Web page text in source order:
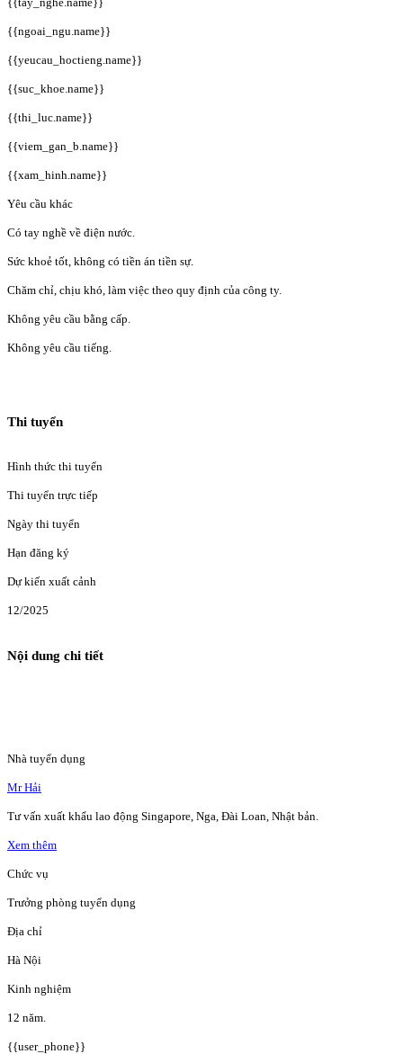
{{ngoai_ngu.name}}
{{yeucau_hoctieng.name}}
{{suc_khoe.name}}
{{thi_luc.name}}
{{viem_gan_b.name}}
{{xam_hinh.name}}
Yêu cầu khác
Có tay nghề về điện nước.
Sức khoẻ tốt, không có tiền án tiền sự.
Chăm chỉ, chịu khó, làm việc theo quy định của công ty.
Không yêu cầu bằng cấp.
Không yêu cầu tiếng.
Thi tuyển
Hình thức thi tuyển
Thi tuyển trực tiếp
Ngày thi tuyển
Hạn đăng ký
Dự kiến xuất cảnh
12/2025
Nội dung chi tiết
Nhà tuyển dụng
Mr Hải
Tư vấn xuất khẩu lao động Singapore, Nga, Đài Loan, Nhật bản.
Xem thêm
Chức vụ
Trưởng phòng tuyển dụng
Địa chỉ
Hà Nội
Kinh nghiệm
12 năm.
{{user_phone}}